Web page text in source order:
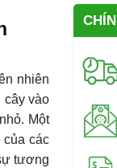
nhiên
cây vào
Một
của các
tương